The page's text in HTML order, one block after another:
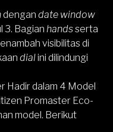
dengan date window
3. Bagian handsserta
visibilitas di
dialini dilindungi
Hadir dalam 4 Model
Promaster Eco-
model. Berikut